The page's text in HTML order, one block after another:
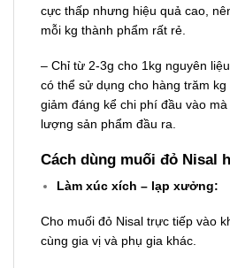
cực thấp nhưng hiệu quả cao,
mỗi kg thành phẩm rất rẻ.
– Chỉ từ 2-3g cho 1kg nguyên
có thể sử dụng cho hàng trăm
giảm đáng kể chi phí đầu vào
lượng sản phẩm đầu ra.
Cách dùng muối đỏ Nisal
Làm xúc xích – lạp xưởng:
Cho muối đỏ Nisal trực tiếp vào
cùng gia vị và phụ gia khác.